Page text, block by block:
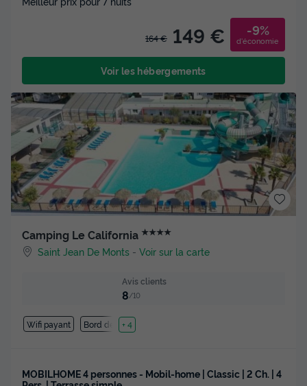
164 € 149 € -9%
d'économie
Voir les hébergements
Camping Le California ★★★★
Saint Jean De Monts -Voir sur la carte
Avis clients
8/10
Wifi payant Bord de mer
+ 4
MOBILHOME 4 personnes - Mobil-home | Classic | 2 Ch. | 4